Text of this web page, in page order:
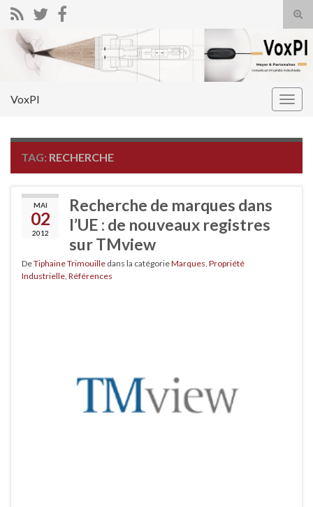
Search for:
VoxPI
TAG: RECHERCHE
MAI
02
2012
Recherche de marques dans
l’UE : de nouveaux registres
sur TMview
DeTiphaine Trimouille dans la catégorieMarques Propriété
Industrielle Références